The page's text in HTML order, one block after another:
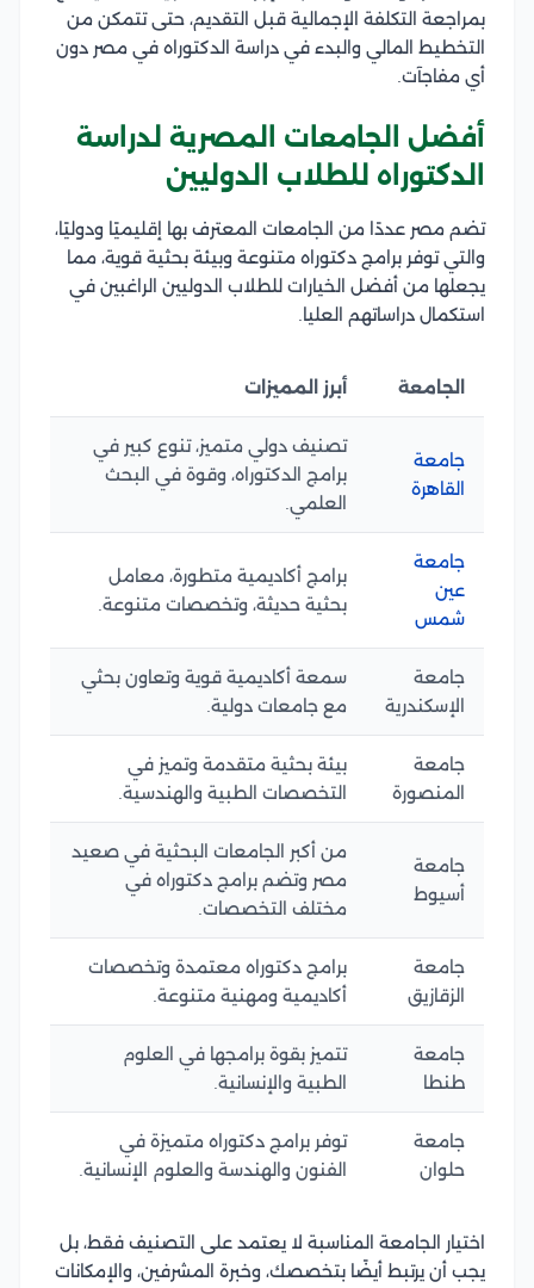
بمراجعة التكلفة الإجمالية قبل التقديم، حتى تتمكن من
التخطيط المالي والبدء في دراسة الدكتوراه في مصر دون
أي مفاجآت.
أفضل الجامعات المصرية لدراسة
الدكتوراه للطلاب الدوليين
تضم مصر عددًا من الجامعات المعترف بها إقليميًا ودوليًا،
والتي توفر برامج دكتوراه متنوعة وبيئة بحثية قوية، مما
يجعلها من أفضل الخيارات للطلاب الدوليين الراغبين في
استكمال دراساتهم العليا.
الجامعة أبرز المميزات
جامعة
القاهرة
تصنيف دولي متميز، تنوع كبير في
برامج الدكتوراه، وقوة في البحث
العلمي.
جامعة
عين
شمس
برامج أكاديمية متطورة، معامل
بحثية حديثة، وتخصصات متنوعة.
جامعة
الإسكندرية
سمعة أكاديمية قوية وتعاون بحثي
مع جامعات دولية.
جامعة
المنصورة
بيئة بحثية متقدمة وتميز في
التخصصات الطبية والهندسية.
جامعة
أسيوط
من أكبر الجامعات البحثية في صعيد
مصر وتضم برامج دكتوراه في
مختلف التخصصات.
جامعة
الزقازيق
برامج دكتوراه معتمدة وتخصصات
أكاديمية ومهنية متنوعة.
جامعة
طنطا
تتميز بقوة برامجها في العلوم
الطبية والإنسانية.
جامعة
حلوان
توفر برامج دكتوراه متميزة في
الفنون والهندسة والعلوم الإنسانية.
اختيار الجامعة المناسبة لا يعتمد على التصنيف فقط، بل
يجب أن يرتبط أيضًا بتخصصك، وخبرة المشرفين، والإمكانات